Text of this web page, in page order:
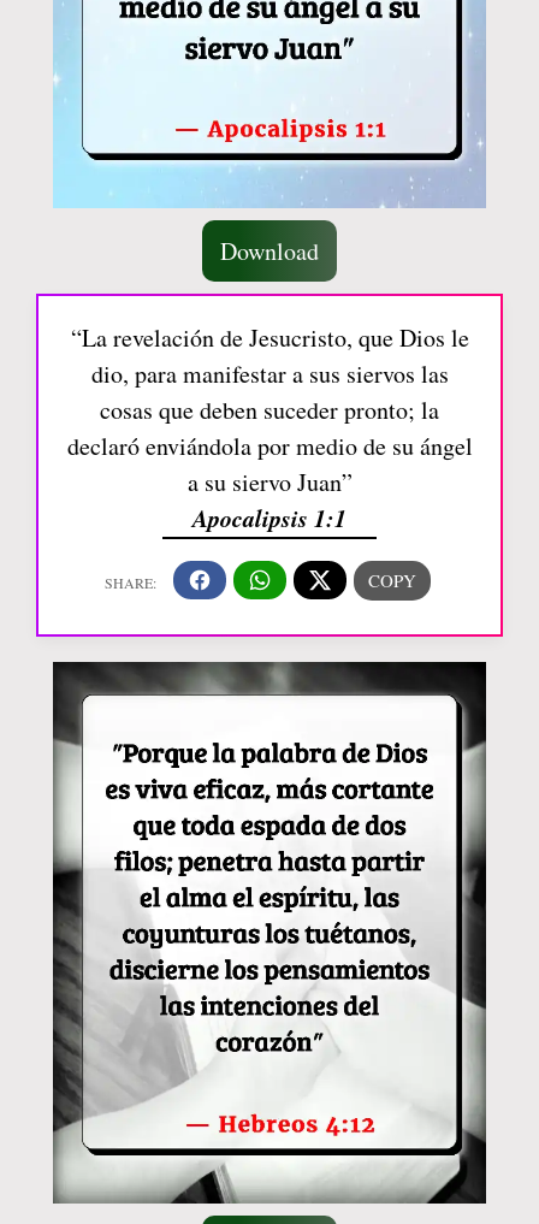
Download
“La revelación de Jesucristo, que Dios le
dio, para manifestar a sus siervos las
cosas que deben suceder pronto; la
declaró enviándola por medio de su ángel
a su siervo Juan”
Apocalipsis 1:1